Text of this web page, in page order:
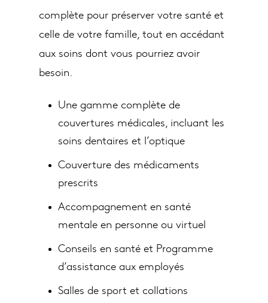
complète pour préserver votre santé et
celle de votre famille, tout en accédant
aux soins dont vous pourriez avoir
besoin.
Une gamme complète de
couvertures médicales, incluant les
soins dentaires et l’optique
Couverture des médicaments
prescrits
Accompagnement en santé
mentale en personne ou virtuel
Conseils en santé et Programme
d’assistance aux employés
Salles de sport et collations